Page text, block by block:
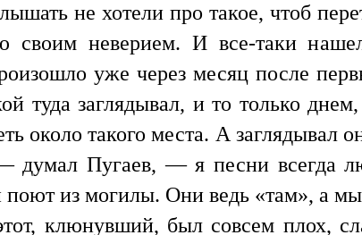
не хотели про такое, чтоб
своим неверием. И все-таки
уже через месяц после
туда заглядывал, и то только
около такого места. А заглядывал
думал Пугаев, — я песни всегда
из могилы. Они ведь «там», а мы
клюнувший, был совсем плох,